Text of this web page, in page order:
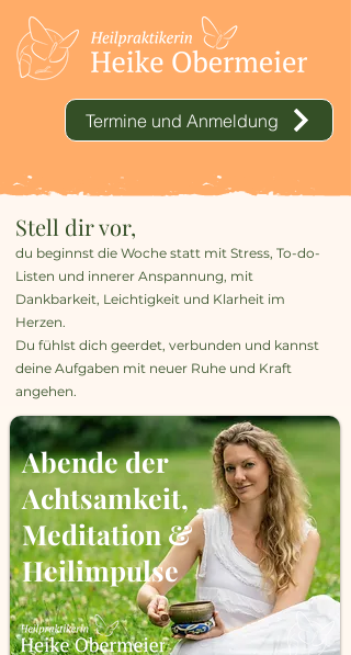
Termine und Anmeldung
Stell dir vor,
du beginnst die Woche statt mit Stress, To-do-
Listen und innerer Anspannung, mit
Dankbarkeit, Leichtigkeit und Klarheit im
Herzen.
Du fühlst dich geerdet, verbunden und kannst
deine Aufgaben mit neuer Ruhe und Kraft
angehen.​
Abende der
Achtsamkeit,
Meditation &
Heilimpulse